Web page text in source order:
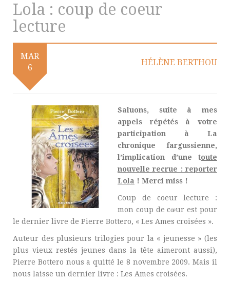
Lola : coup de coeur
lecture
MAR
6
HÉLÈNE BERTHOU
Saluons, suite à mes
appels répétés à votre
participation à La
chronique fargussienne,
l’implication d’une toute
nouvelle recrue : reporter
Lola ! Merci miss !
Coup de coeur lecture :
mon coup de cœur est pour
le dernier livre de Pierre Bottero, « Les Ames croisées ».
Auteur des plusieurs trilogies pour la « jeunesse » (les
plus vieux restés jeunes dans la tête aimeront aussi),
Pierre Bottero nous a quitté le 8 novembre 2009. Mais il
nous laisse un dernier livre : Les Ames croisées.